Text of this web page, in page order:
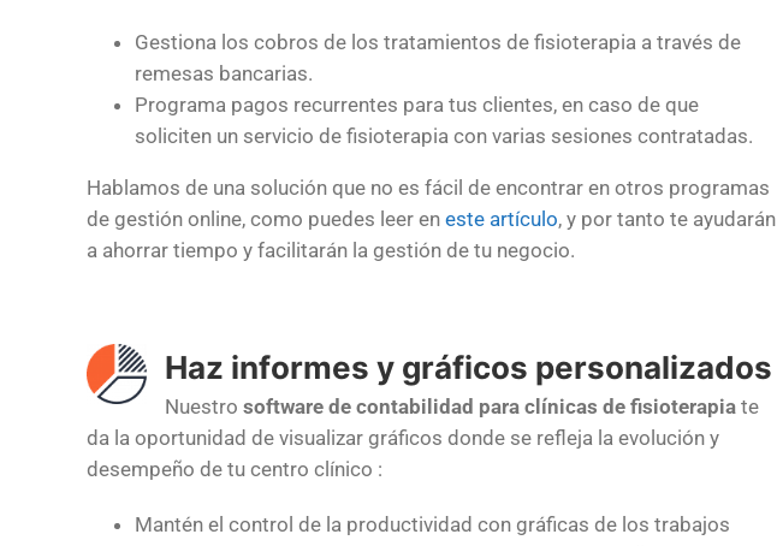
Gestiona los cobros de los tratamientos de fisioterapia a través de
remesas bancarias.
Programa pagos recurrentes para tus clientes, en caso de que
soliciten un servicio de fisioterapia con varias sesiones contratadas.
Hablamos de una solución que no es fácil de encontrar en otros programas
de gestión online, como puedes leer en este artículo, y por tanto te ayudarán
a ahorrar tiempo y facilitarán la gestión de tu negocio.
Haz informes y gráficos personalizados
Nuestro software de contabilidad para clínicas de fisioterapiate
da la oportunidad de visualizar gráficos donde se refleja la evolución y
desempeño de tu centro clínico :
Mantén el control de la productividad con gráficas de los trabajos